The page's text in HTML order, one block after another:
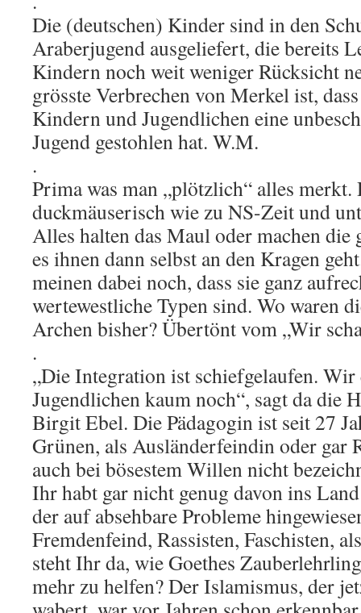
Die (deutschen) Kinder sind in den
Araberjugend ausgeliefert, die bereits
Kindern noch weit weniger Rücksicht
grösste Verbrechen von Merkel ist,
Kindern und Jugendlichen eine
Jugend gestohlen hat. W.M.
.
Prima was man „plötzlich“ alles merkt.
duckmäuserisch wie zu NS-Zeit und
Alles halten das Maul oder machen die
es ihnen dann selbst an den Kragen
meinen dabei noch, dass sie ganz
wertewestliche Typen sind. Wo waren
Archen bisher? Übertönt vom „Wir
.
„Die Integration ist schiefgelaufen.
Jugendlichen kaum noch“, sagt da die
Birgit Ebel. Die Pädagogin ist seit 27
Grünen, als Ausländerfeindin oder gar
auch bei bösestem Willen nicht
Ihr habt gar nicht genug davon ins
der auf absehbare Probleme
Fremdenfeind, Rassisten, Faschisten,
steht Ihr da, wie Goethes
mehr zu helfen? Der Islamismus, der